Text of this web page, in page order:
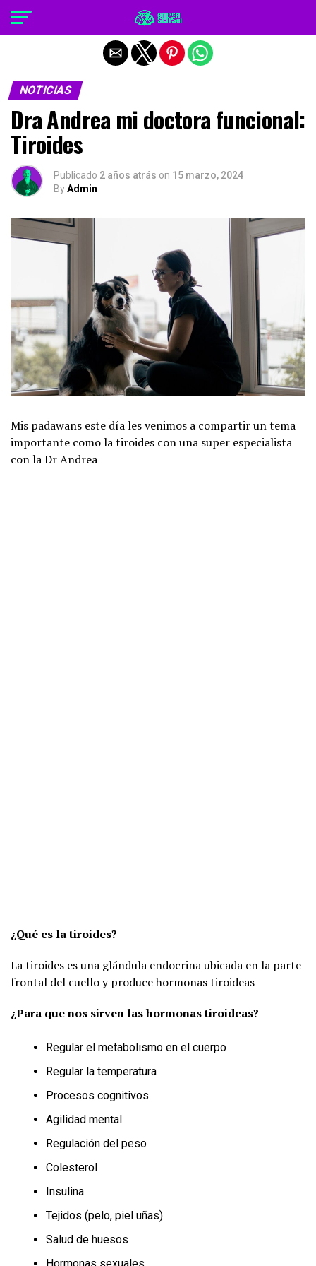
NOTICIAS
Dra Andrea mi doctora funcional:
Tiroides
Publicado 2 años atrás on 15 marzo, 2024
ByAdmin
Mis padawans este día les venimos a compartir un tema
importante como la tiroides con una super especialista
con la Dr Andrea
¿Qué es la tiroides?
La tiroides es una glándula endocrina ubicada en la parte
frontal del cuello y produce hormonas tiroideas
¿Para que nos sirven las hormonas tiroideas?
Regular el metabolismo en el cuerpo
Regular la temperatura
Procesos cognitivos
Agilidad mental
Regulación del peso
Colesterol
Insulina
Tejidos (pelo, piel uñas)
Salud de huesos
Salir de la versión móvil